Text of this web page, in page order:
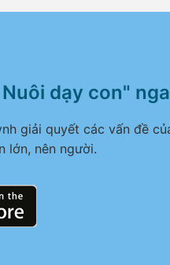
dạy con"
giải quyết các vấn đề
lớn, nên người.